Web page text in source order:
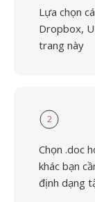
Lựa chọn
Dropbox,
trang này
2
Chọn .doc
khác bạn
định dạng